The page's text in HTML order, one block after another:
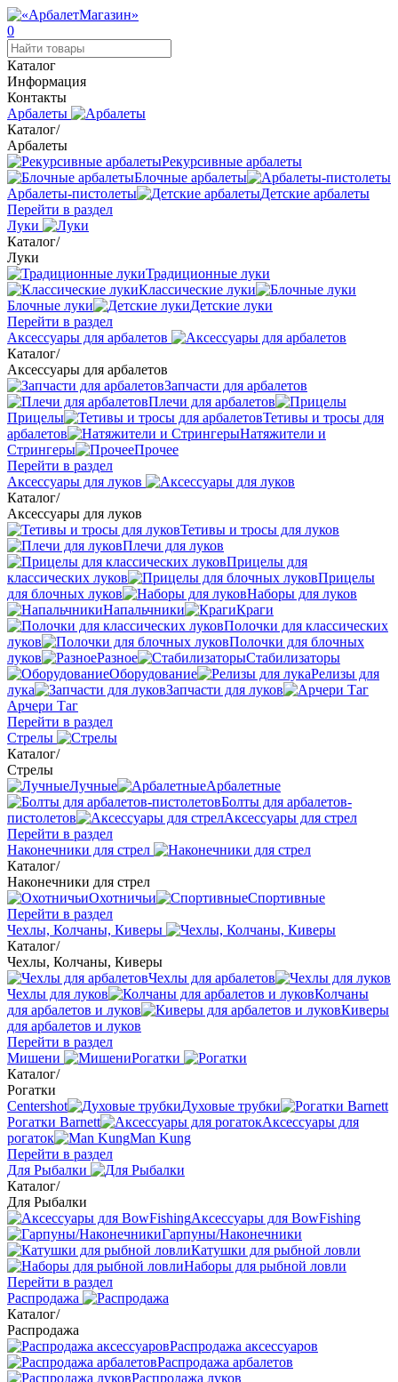
0
Каталог
Информация
Контакты
Арбалеты
Каталог/
Арбалеты
Рекурсивные арбалеты
Блочные арбалеты
Арбалеты-пистолеты
Детские арбалеты
Перейти в раздел
Луки
Каталог/
Луки
Традиционные луки
Классические луки
Блочные луки
Детские луки
Перейти в раздел
Аксессуары для арбалетов
Каталог/
Аксессуары для арбалетов
Запчасти для арбалетов
Плечи для арбалетов
Прицелы
Тетивы и тросы для
арбалетов
Натяжители и
Стрингеры
Прочее
Перейти в раздел
Аксессуары для луков
Каталог/
Аксессуары для луков
Тетивы и тросы для луков
Плечи для луков
Прицелы для
классических луков
Прицелы
для блочных луков
Наборы для луков
Напальчники
Краги
Полочки для классических
луков
Полочки для блочных
луков
Разное
Стабилизаторы
Оборудование
Релизы для
лука
Запчасти для луков
Арчери Таг
Перейти в раздел
Стрелы
Каталог/
Стрелы
Лучные
Арбалетные
Болты для арбалетов-
пистолетов
Аксессуары для стрел
Перейти в раздел
Наконечники для стрел
Каталог/
Наконечники для стрел
Охотничьи
Спортивные
Перейти в раздел
Чехлы, Колчаны, Киверы
Каталог/
Чехлы, Колчаны, Киверы
Чехлы для арбалетов
Чехлы для луков
Колчаны
для арбалетов и луков
Киверы
для арбалетов и луков
Перейти в раздел
Мишени
Рогатки
Каталог/
Рогатки
Centershot
Духовые трубки
Рогатки Barnett
Аксессуары для
рогаток
Man Kung
Перейти в раздел
Для Рыбалки
Каталог/
Для Рыбалки
Аксессуары для BowFishing
Гарпуны/Наконечники
Катушки для рыбной ловли
Наборы для рыбной ловли
Перейти в раздел
Распродажа
Каталог/
Распродажа
Распродажа аксессуаров
Распродажа арбалетов
Распродажа луков